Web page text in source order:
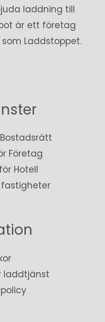
laddning till
är ett företag
Laddstoppet.
Företag
Hotell
laddtjänst